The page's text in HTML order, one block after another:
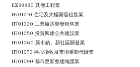
EZ99990 其他工程業
H701010 住宅及大樓開發租售業
H701020 工業廠房開發租售業
H701050 投資興建公共建設業
H701060 新市鎮、新社區開發業
H701070 區段徵收及市地重劃代辦業
H701090 都市更新整建維護業